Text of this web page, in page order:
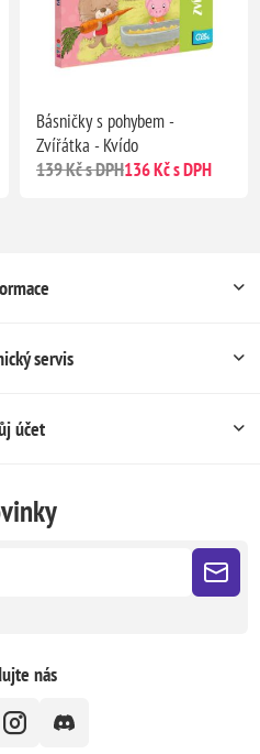
Básničky s pohybem -
Zvířátka - Kvído
139 Kč s DPH136 Kč s DPH
servis
účet
nás